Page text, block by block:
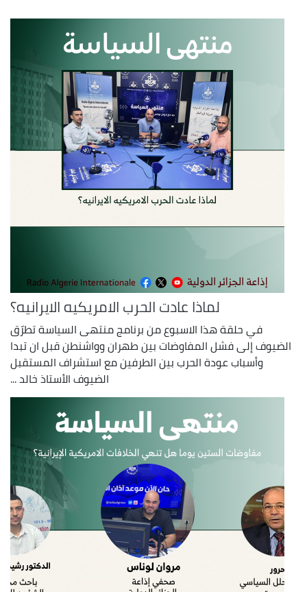
لماذا عادت الحرب الامريكيه الايرانيه؟
في حلقة هذا الاسبوع من برنامج منتهى السياسة تطرّق
الضيوف إلى فشل المفاوضات بين طهران وواشنطن قبل ان تبدا
وأسباب عودة الحرب بين الطرفين مع استشراف المستقبل
الضيوف الأستاذ خالد ...